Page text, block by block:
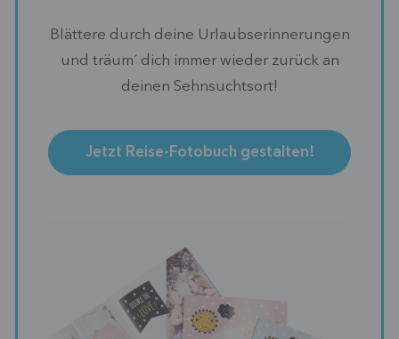
Blättere durch deine Urlaubserinnerungen
und träum´ dich immer wieder zurück an
deinen Sehnsuchtsort!
Jetzt Reise-Fotobuch gestalten!